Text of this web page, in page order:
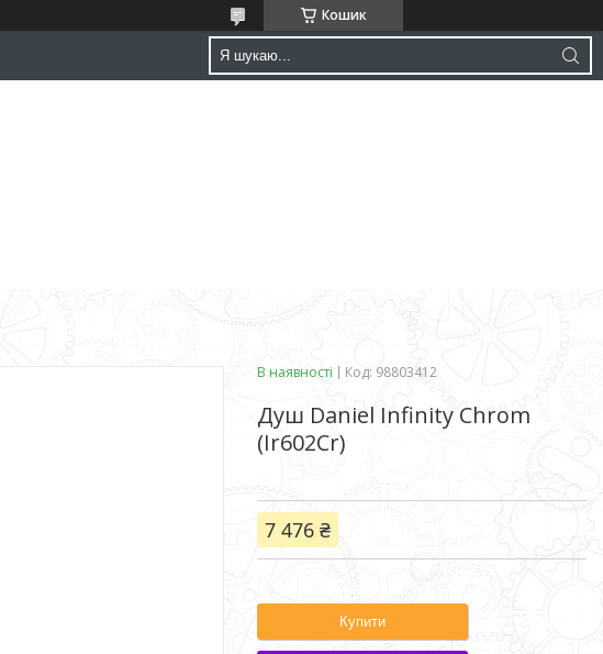
Кошик
В наявності Код: 98803412
Душ Daniel Infinity Chrom
(Ir602Cr)
7 476 ₴
Купити